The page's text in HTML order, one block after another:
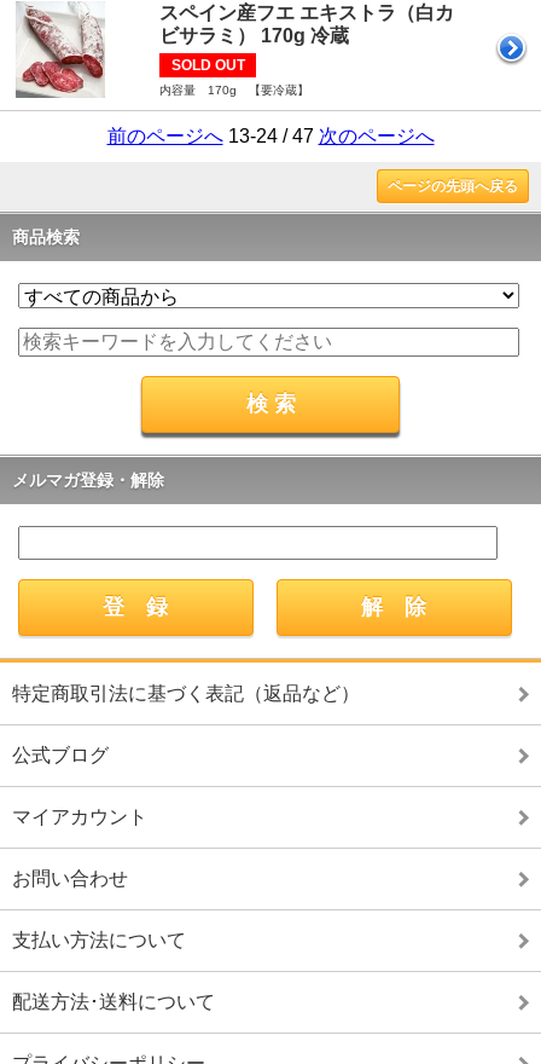
スペイン産フエ エキストラ（白カ
ビサラミ） 170g 冷蔵
SOLD OUT
内容量 170g 【要冷蔵】
前のページへ13-24 / 47 次のページへ
ページの先頭へ戻る
商品検索
メルマガ登録・解除
特定商取引法に基づく表記（返品など）
公式ブログ
マイアカウント
お問い合わせ
支払い方法について
配送方法･送料について